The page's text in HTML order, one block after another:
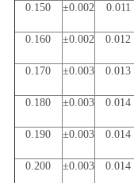
0.150
±0.002 0.011
0.160 ±0.002 0.012
0.170 ±0.003 0.013
0.180 ±0.003 0.014
0.190 ±0.003 0.014
0.200 ±0.003 0.014